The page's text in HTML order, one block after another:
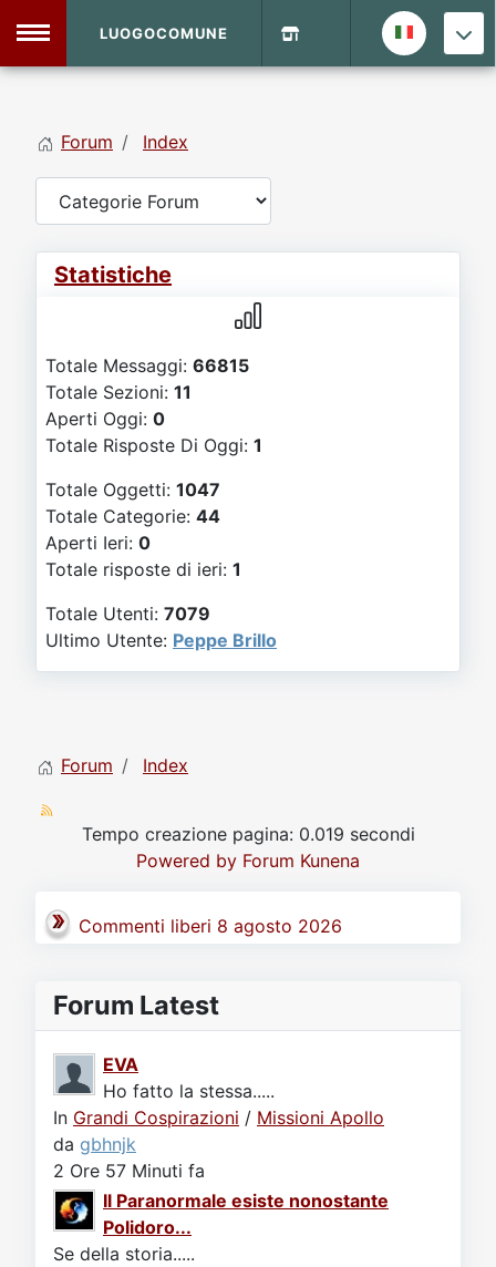
Vecchio Sito
Forum
LUOGOCOMUNE
Forum Index
Statistiche
Totale Messaggi: 66815
Totale Sezioni: 11
Aperti Oggi: 0
Totale Risposte Di Oggi: 1
Totale Oggetti: 1047
Totale Categorie: 44
Aperti Ieri: 0
Totale risposte di ieri: 1
Totale Utenti: 7079
Ultimo Utente: Peppe Brillo
Forum Index
Tempo creazione pagina: 0.019 secondi
Powered by Forum Kunena
Commenti liberi 8 agosto 2026
Forum Latest
EVA
Ho fatto la stessa.....
In Grandi Cospirazioni / Missioni Apollo
da gbhnjk
2 Ore 57 Minuti fa
Il Paranormale esiste nonostante
Polidoro...
Se della storia.....